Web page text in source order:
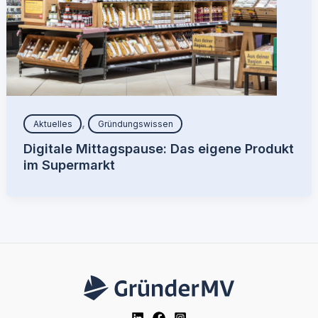
Aktuelles , Gründungswissen
Digitale Mittagspause: Das eigene Produkt
im Supermarkt